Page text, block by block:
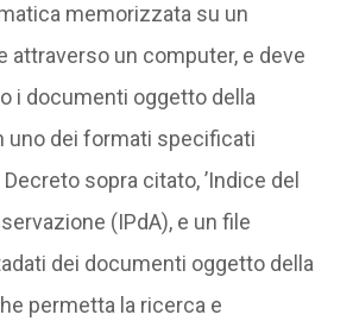
memorizzata su un
attraverso un computer, e deve
i documenti oggetto della
uno dei formati specificati
sopra citato, ’Indice del
(IPdA), e un file
dei documenti oggetto della
permetta la ricerca e